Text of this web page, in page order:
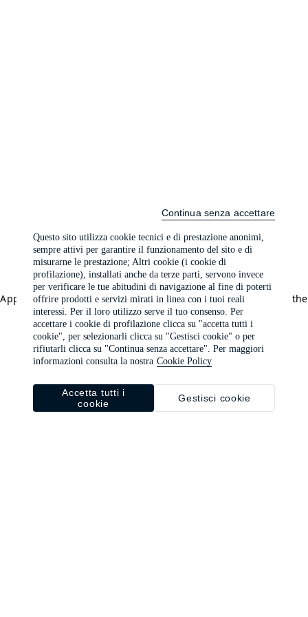
Application error: a client-side exception has occurred (see the
browser console for more information).
Questo sito utilizza cookie tecnici e di prestazione anonimi,
sempre attivi per garantire il funzionamento del sito e di
misurarne le prestazione; Altri cookie (i cookie di
profilazione), installati anche da terze parti, servono invece
per verificare le tue abitudini di navigazione al fine di poterti
offrire prodotti e servizi mirati in linea con i tuoi reali
interessi. Per il loro utilizzo serve il tuo consenso. Per
accettare i cookie di profilazione clicca su "accetta tutti i
cookie", per selezionarli clicca su "Gestisci cookie" o per
rifiutarli clicca su "Continua senza accettare". Per maggiori
informazioni consulta la nostra Cookie Policy
Gestisci cookie
Accetta tutti i
cookie
Continua senza accettare